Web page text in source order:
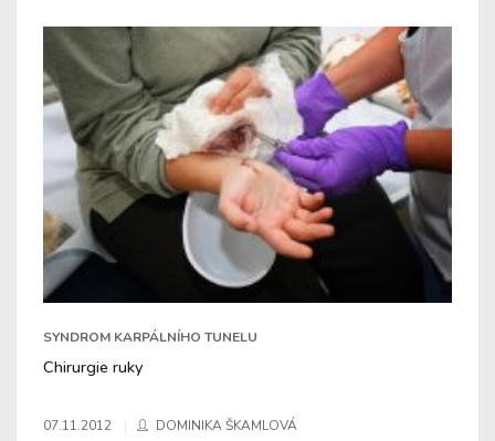
SYNDROM KARPÁLNÍHO TUNELU
Chirurgie ruky
07.11.2012 DOMINIKA ŠKAMLOVÁ